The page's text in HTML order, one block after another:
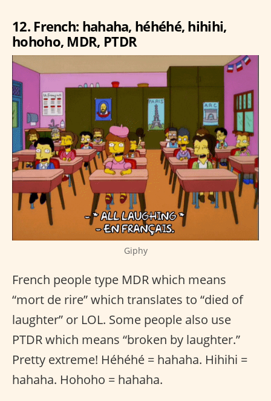
12. French: hahaha, héhéhé, hihihi,
hohoho, MDR, PTDR
Giphy
French people type MDR which means
“mort de rire” which translates to “died of
laughter” or LOL. Some people also use
PTDR which means “broken by laughter.”
Pretty extreme! Héhéhé = hahaha. Hihihi =
hahaha. Hohoho = hahaha.